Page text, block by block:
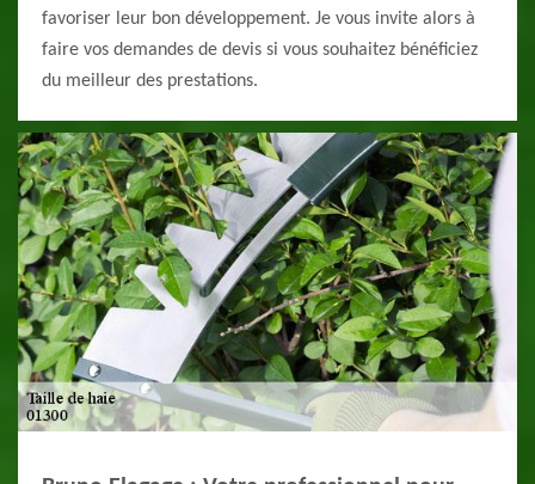
favoriser leur bon développement. Je vous invite alors à
faire vos demandes de devis si vous souhaitez bénéficiez
du meilleur des prestations.